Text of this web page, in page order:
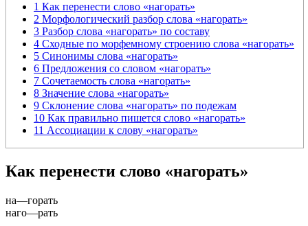
1 Как перенести слово «нагорать»
2 Морфологический разбор слова «нагорать»
3 Разбор слова «нагорать» по составу
4 Сходные по морфемному строению слова «нагорать»
5 Синонимы слова «нагорать»
6 Предложения со словом «нагорать»
7 Сочетаемость слова «нагорать»
8 Значение слова «нагорать»
9 Склонение слова «нагорать» по подежам
10 Как правильно пишется слово «нагорать»
11 Ассоциации к слову «нагорать»
Как перенести слово «нагорать»
на—горать
наго—рать